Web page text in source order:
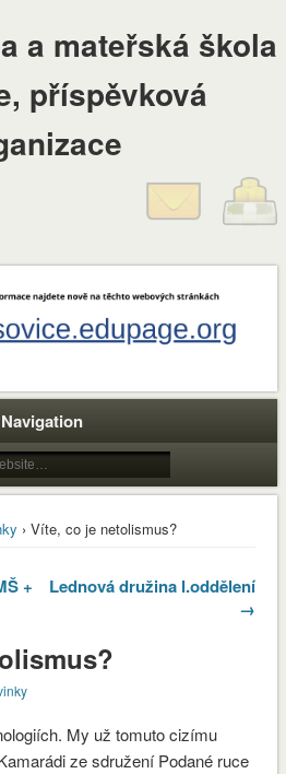
a mateřská škola
příspěvková
Navigation
› Víte, co je netolismus?
+
Lednová družina l.oddělení
→
My už tomuto cizímu
ze sdružení Podané ruce